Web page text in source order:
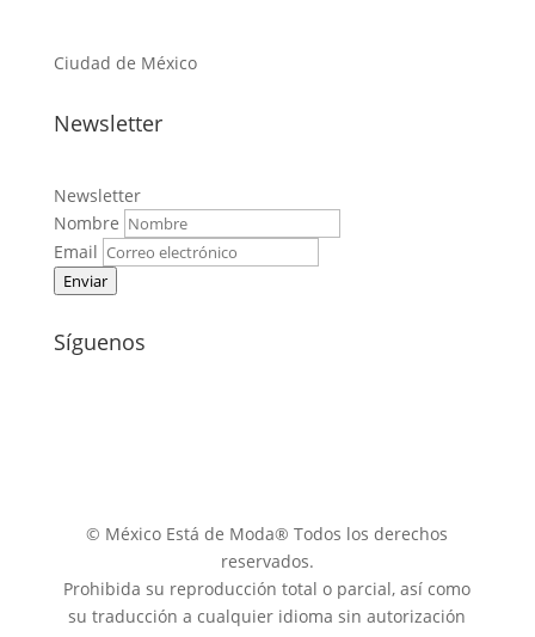
Ciudad de México
Newsletter
Newsletter
Nombre
Email
Enviar
Síguenos
© México Está de Moda® Todos los derechos
reservados.
Prohibida su reproducción total o parcial, así como
su traducción a cualquier idioma sin autorización